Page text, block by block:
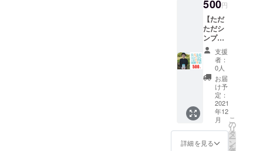
500円
【ただ
ただシ
ンプル
にrefill
project
を応援
す
る！】
refill
project
は『詰
め替え
専用の
大容量
支援
者：
0人
お届
け予
定：
2021
年12
月
詳細を見る
こ
の
リ
タ
ー
ン
を